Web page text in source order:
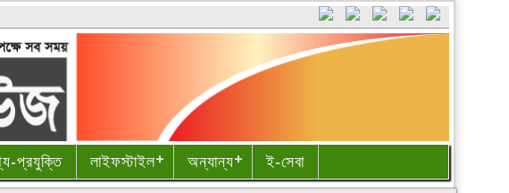
প্রযুক্তি লাইফস্টাইল অন্যান্য ই-সেবা